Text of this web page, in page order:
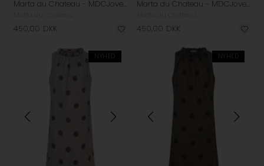
Marta du Chateau - MDCJovelina Kjole - Mocha
450,00 DKK
Marta du Chateau - MDCJovelina Kjole - Black
450,00 DKK
NYHED NYHED